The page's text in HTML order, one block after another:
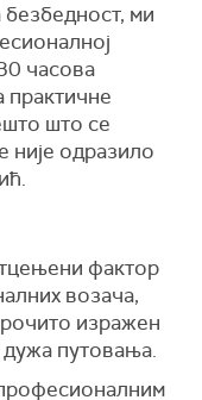
ми
часова
практичне
што се
није одразило
фактор
возача,
изражен
путовања.